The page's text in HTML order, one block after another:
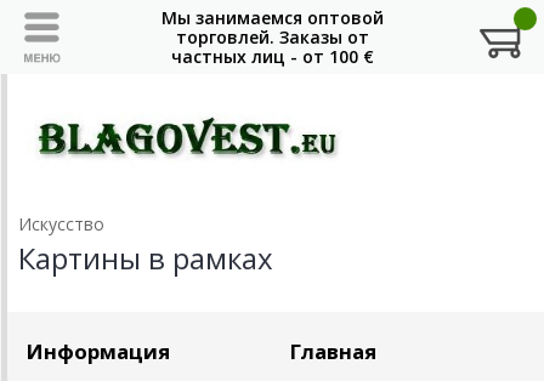
Искусство
Картины в рамках
Информация
Главная